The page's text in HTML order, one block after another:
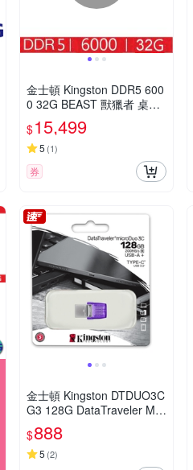
金士頓 Kingston DDR5 600
0 32G BEAST 獸獵者 桌上
型超頻記憶體 KF560C30BB
E-32
$15,499
5 (1)
券
金士頓 Kingston DTDUO3C
G3 128G DataTraveler Mic
roDuo 3C USB3.0 OTG 迷
你兩用隨身碟 DTDUO3CG
3/128GB
$888
5 (2)